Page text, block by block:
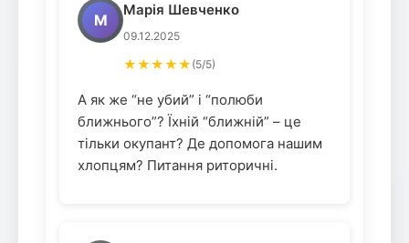
М
Марія Шевченко
09.12.2025
★★★★★ (5/5)
А як же “не убий” і “полюби
ближнього”? Їхній “ближній” – це
тільки окупант? Де допомога нашим
хлопцям? Питання риторичні.